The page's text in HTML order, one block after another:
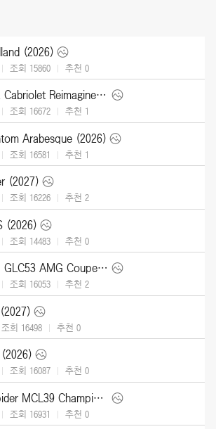
(2026)
조회 15860 추천 0
싱어 911 Carrera Cabriolet Reimagined Type 964 (2026)
조회 16672 추천 1
Arabesque (2026)
조회 16581 추천 1
(2027)
조회 16226 추천 2
(2026)
조회 14483 추천 0
메르세데스-벤츠 GLC53 AMG Coupe (2027)
조회 16053 추천 2
조회 16498 추천 0
조회 16087 추천 0
맥라렌 Artura Spider MCL39 Championship Edition (2026)
조회 16931 추천 0